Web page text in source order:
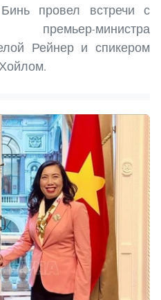
провел встречи с
министра
Рейнер и спикером